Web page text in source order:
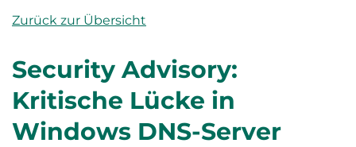
Zurück zur Übersicht
Security Advisory:
Kritische Lücke in
Windows DNS-Server